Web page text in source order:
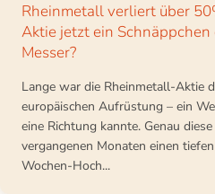
Rheinmetall verliert über
Aktie jetzt ein
Messer?
Lange war die Rheinmetall-Aktie
europäischen Aufrüstung – ein
eine Richtung kannte. Genau
vergangenen Monaten einen
Wochen-Hoch...